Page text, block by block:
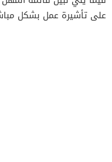
على تأشيرة عمل بشكل